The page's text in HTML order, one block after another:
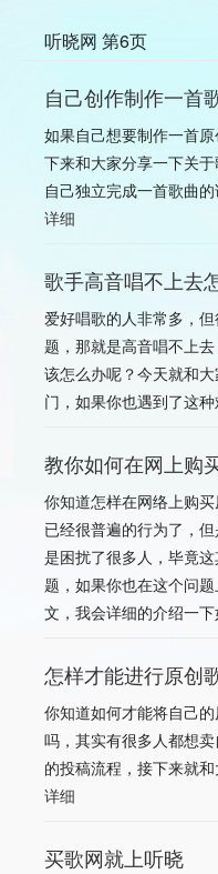
听晓网 第6页
自己创作制作一首
如果自己想要制作一首
下来和大家分享一下关
自己独立完成一首歌曲
详细
歌手高音唱不上去
爱好唱歌的人非常多，
题，那就是高音唱不上
该怎么办呢？今天就和
门，如果你也遇到了这
教你如何在网上购
你知道怎样在网络上购
已经很普遍的行为了，
是困扰了很多人，毕竟
题，如果你也在这个问
文，我会详细的介绍一
怎样才能进行原创
你知道如何才能将自己
吗，其实有很多人都想
的投稿流程，接下来就
详细
买歌网就上听晓